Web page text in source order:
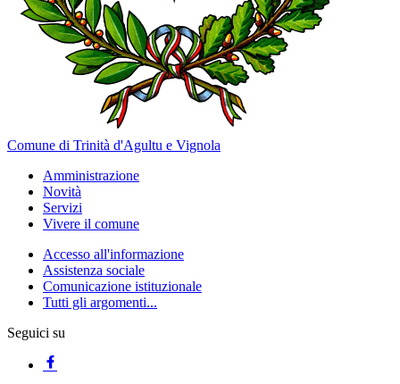
Comune di Trinità d'Agultu e Vignola
Amministrazione
Novità
Servizi
Vivere il comune
Accesso all'informazione
Assistenza sociale
Comunicazione istituzionale
Tutti gli argomenti...
Seguici su